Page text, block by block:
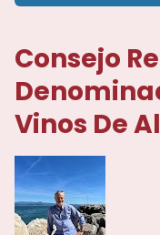
Consejo
Vinos De